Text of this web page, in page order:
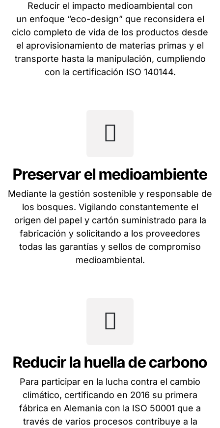
Reducir el impacto medioambiental con
un enfoque “eco-design” que reconsidera el
ciclo completo de vida de los productos desde
el aprovisionamiento de materias primas y el
transporte hasta la manipulación, cumpliendo
con la certificación ISO 140144.
Preservar el medioambiente
Mediante la gestión sostenible y responsable de
los bosques. Vigilando constantemente el
origen del papel y cartón suministrado para la
fabricación y solicitando a los proveedores
todas las garantías y sellos de compromiso
medioambiental.
Reducir la huella de carbono
Para participar en la lucha contra el cambio
climático, certificando en 2016 su primera
fábrica en Alemania con la ISO 50001 que a
través de varios procesos contribuye a la